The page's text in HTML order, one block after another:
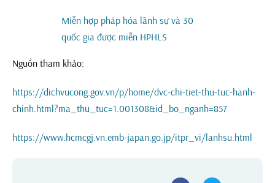
Miễn hợp pháp hóa lãnh sự và 30
quốc gia được miễn HPHLS
Nguồn tham khảo:
https://dichvucong.gov.vn/p/home/dvc-chi-tiet-thu-tuc-hanh-
chinh.html?ma_thu_tuc=1.001308&id_bo_nganh=857
https://www.hcmcgj.vn.emb-japan.go.jp/itpr_vi/lanhsu.html